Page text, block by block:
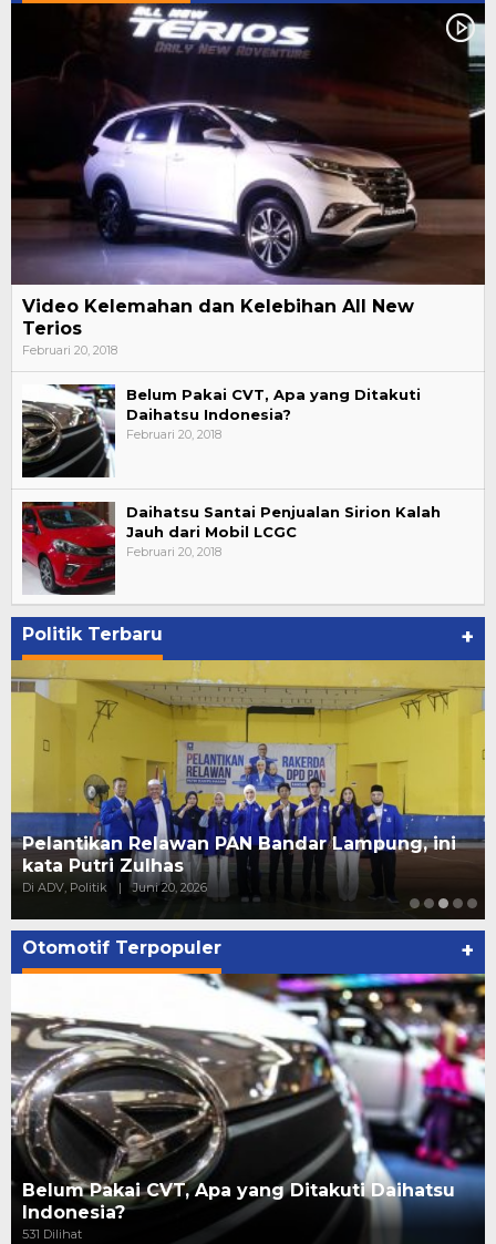
Video Kelemahan dan Kelebihan All New
Terios
Februari 20, 2018
Belum Pakai CVT, Apa yang Ditakuti
Daihatsu Indonesia?
Februari 20, 2018
Daihatsu Santai Penjualan Sirion Kalah
Jauh dari Mobil LCGC
Februari 20, 2018
Politik Terbaru +
15 PK Golkar Tanggamus Resmi Surati DPP,
Tolak Pemberhentian oleh Plt.
Di Daerah, Lampung, Politik |
Otomotif Terpopuler +
Belum Pakai CVT, Apa yang Ditakuti Daihatsu
Indonesia?
531 Dilihat